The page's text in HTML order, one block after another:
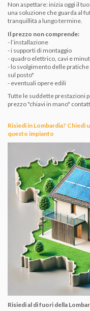
Non aspettare: inizia oggi il
una soluzione che guarda al
tranquillità a lungo termine.
Il prezzo non comprende:
- l’installazione
- i supporti di montaggio
- quadro elettrico, cavi e
- lo svolgimento delle
sul posto"
- eventuali opere edili
Tutte le suddette prestazioni
prezzo "chiavi in mano"
Risiedi in Lombardia? Chiedi
questo impianto
Risiedi al di fuori della